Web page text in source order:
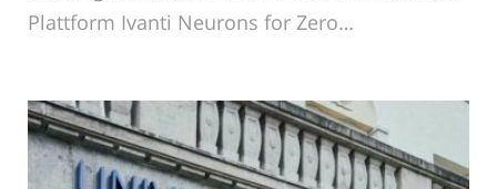
Plattform Ivanti Neurons for Zero…